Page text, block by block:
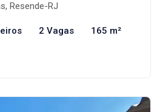
Resende-RJ
2 Vagas 165 m²